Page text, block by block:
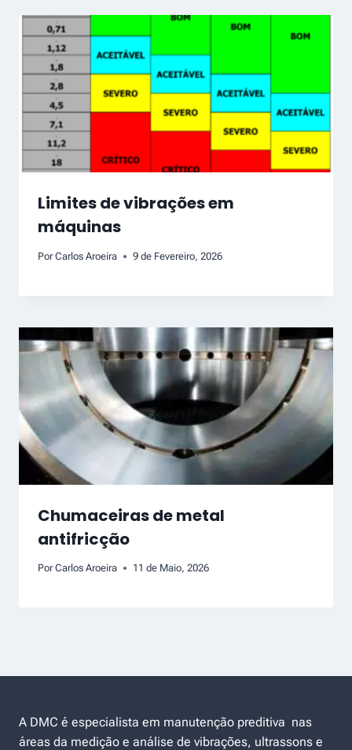
Limites de vibrações em
máquinas
Por Carlos Aroeira 9 de Fevereiro, 2026
Chumaceiras de metal
antifricção
Por Carlos Aroeira 11 de Maio, 2026
A DMC é especialista em manutenção preditiva nas
áreas da medição e análise de vibrações, ultrassons e